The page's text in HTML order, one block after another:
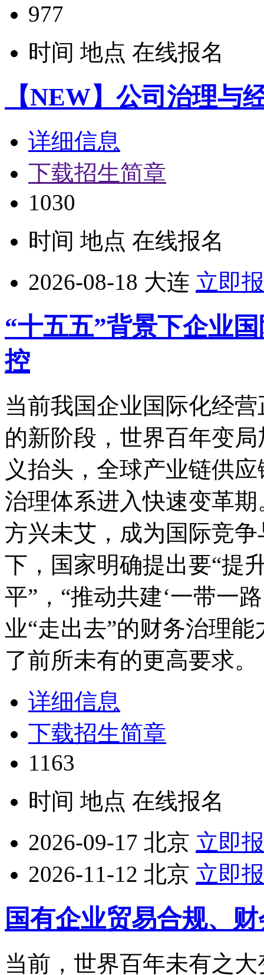
977
时间 地点 在线报名
【NEW】公司治理与
详细信息
下载招生简章
1030
时间 地点 在线报名
2026-08-18 大连 立即
“十五五”背景下企业
控
当前我国企业国际化经
的新阶段，世界百年变
义抬头，全球产业链供
治理体系进入快速变革
方兴未艾，成为国际竞
下，国家明确提出要“提
平”，“推动共建‘一带一
业“走出去”的财务治理
了前所未有的更高要求。
详细信息
下载招生简章
1163
时间 地点 在线报名
2026-09-17 北京 立即
2026-11-12 北京 立即
国有企业贸易合规、
当前，世界百年未有之